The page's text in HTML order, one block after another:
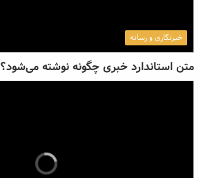
خبرنگاری و رسانه
متن استاندارد خبری چگونه نوشته می‌شود؟